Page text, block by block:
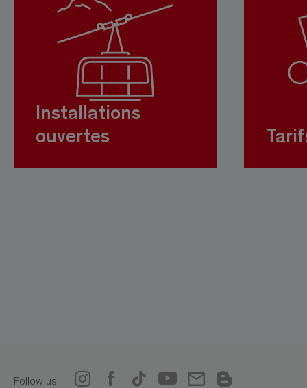
Installations
ouvertes
Follow us